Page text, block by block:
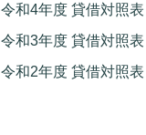
令和4年度 貸借対照表
令和3年度 貸借対照表
令和2年度 貸借対照表